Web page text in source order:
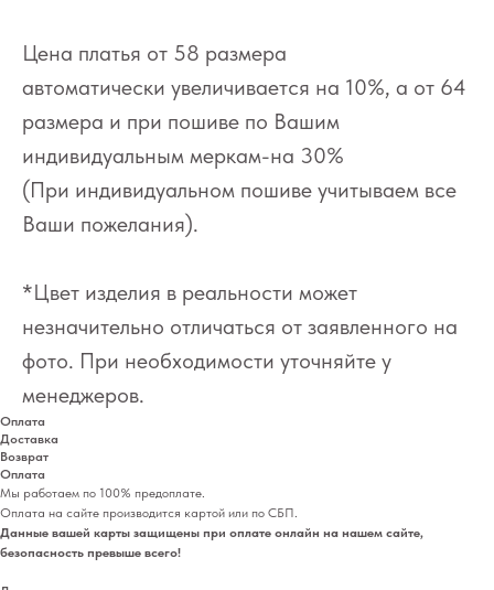
Цена платья от 58 размера
автоматически увеличивается на 10%, а от 64
размера и при пошиве по Вашим
индивидуальным меркам-на 30%
(При индивидуальном пошиве учитываем все
Ваши пожелания).
*Цвет изделия в реальности может
незначительно отличаться от заявленного на
фото. При необходимости уточняйте у
менеджеров.
Оплата
Доставка
Возврат
Оплата
Мы работаем по 100% предоплате.
Оплата на сайте производится картой или по СБП.
Данные вашей карты защищены при оплате онлайн на нашем сайте,
безопасность превыше всего!